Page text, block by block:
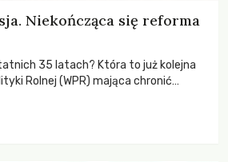
Niekończąca się reforma
35 latach? Która to już kolejna
Rolnej (WPR) mająca chronić